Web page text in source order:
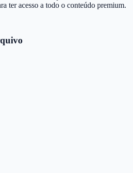
ter acesso a todo o conteúdo premium.